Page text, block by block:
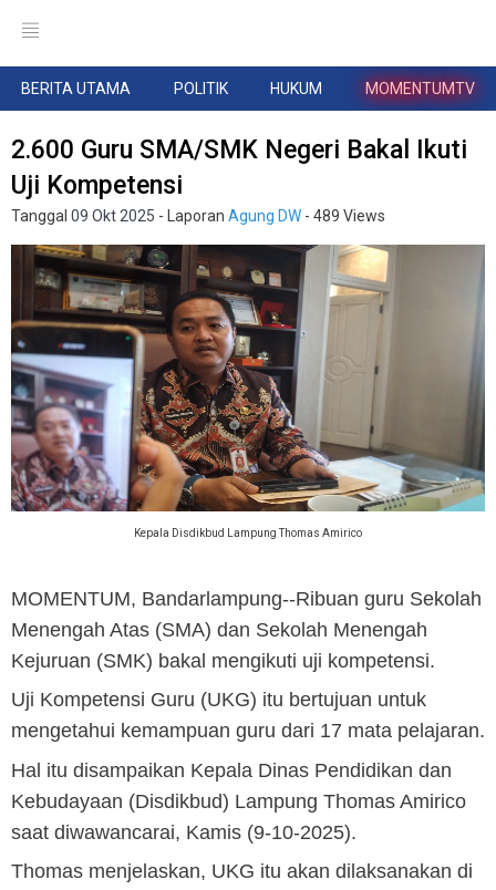
BERITA UTAMA POLITIK HUKUM MOMENTUMTV
2.600 Guru SMA/SMK Negeri Bakal Ikuti
Uji Kompetensi
Tanggal 09 Okt 2025 - Laporan Agung DW - 489 Views
Kepala Disdikbud Lampung Thomas Amirico
MOMENTUM, Bandarlampung--Ribuan guru Sekolah
Menengah Atas (SMA) dan Sekolah Menengah
Kejuruan (SMK) bakal mengikuti uji kompetensi.
Uji Kompetensi Guru (UKG) itu bertujuan untuk
mengetahui kemampuan guru dari 17 mata pelajaran.
Hal itu disampaikan Kepala Dinas Pendidikan dan
Kebudayaan (Disdikbud) Lampung Thomas Amirico
saat diwawancarai, Kamis (9-10-2025).
Thomas menjelaskan, UKG itu akan dilaksanakan di